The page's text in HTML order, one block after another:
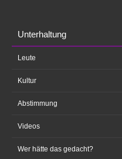
Unterhaltung
Leute
Kultur
Abstimmung
Videos
Wer hätte das gedacht?